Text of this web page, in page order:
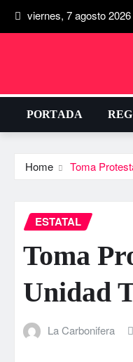
viernes, 7 agosto 2026
PORTADA
Home Toma
ESTATAL
Toma
Unidad
La Carbonifera